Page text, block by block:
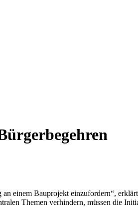
einem Bauprojekt einzufordern“,
Themen verhindern, müssen die